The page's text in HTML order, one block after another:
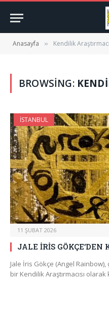
Anasayfa » Kendilik
BROWSING:
İSTANBUL
11 ŞUBAT 2026
JALE İRİS
Jale İris Gökçe (Angel
bir Kendilik Araştırmacısı